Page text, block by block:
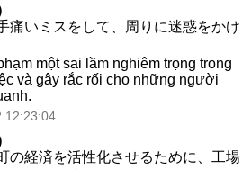
痛いミスをして、周りに迷惑をかけ
một sai lầm nghiêm trọng trong
và gây rắc rối cho những người
12:23:04
の経済を活性化させるために、工場